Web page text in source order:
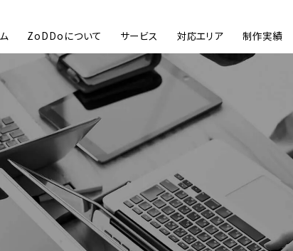
ZoDDoについて サービス 対応エリア 制作実績